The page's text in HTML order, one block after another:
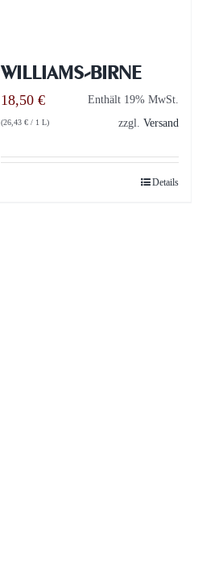
WILLIAMS-BIRNE
18,50 € Enthält 19% MwSt.
(26,43 € / 1 L) zzgl.Versand
Details